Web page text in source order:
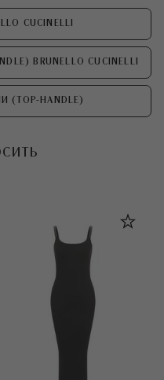
CUCINELLI
BRUNELLO CUCINELLI
(TOP-HANDLE)